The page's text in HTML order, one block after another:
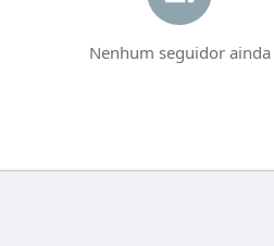
Nenhum seguidor ainda